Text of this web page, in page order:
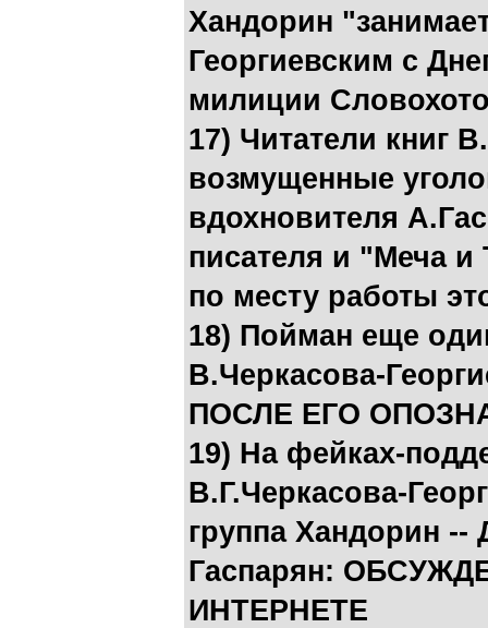
Хандорин
Георгиевским с
милиции
17) Читатели книг
возмущенные
вдохновителя
писателя и "Меча и
по месту работы
18) Пойман еще
В.Черкасова-
ПОСЛЕ ЕГО
19) На фейках-
В.Г.Черкасова-
группа Хандорин --
Гаспарян:
ИНТЕРНЕТЕ